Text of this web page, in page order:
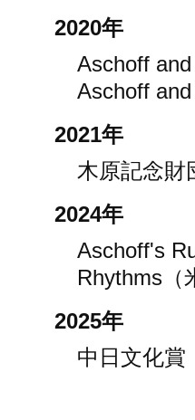
2020年
Aschoff
Aschoff
2021年
木原記念財
2024年
Aschoff's
Rhythms（
2025年
中日文化賞